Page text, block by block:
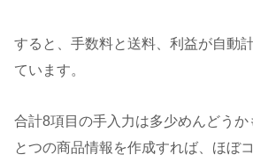
すると、手数料と送料、利益が自動
ています。
合計8項目の手入力は多少めんどう
とつの商品情報を作成すれば、ほぼ